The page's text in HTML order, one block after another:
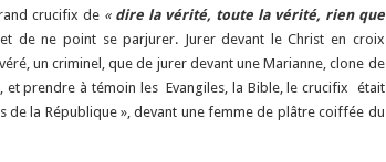
crucifix de « dire la vérité, toute la vérité, rien que
de ne point se parjurer. Jurer devant le Christ en croix
un criminel, que de jurer devant une Marianne, clone de
et prendre à témoin les Evangiles, la Bible, le crucifix était
de la République », devant une femme de plâtre coiffée du